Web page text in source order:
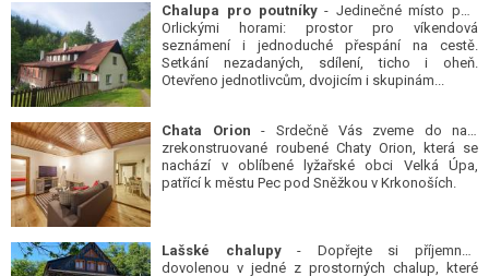
Chalupa pro poutníky- Jedinečné místo pod
Orlickými horami: prostor pro víkendová
seznámení i jednoduché přespání na cestě.
Setkání nezadaných, sdílení, ticho i oheň.
Otevřeno jednotlivcům, dvojicím i skupinám...
Chata Orion - Srdečně Vás zveme do naší
zrekonstruované roubené Chaty Orion, která se
nachází v oblíbené lyžařské obci Velká Úpa,
patřící k městu Pec pod Sněžkou v Krkonoších.
Lašské chalupy- Dopřejte si příjemnou
dovolenou v jedné z prostorných chalup, které